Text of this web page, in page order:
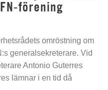
förening
omröstning om
generalsekreterare. Vid
Antonio Guterres
lämnar i en tid då